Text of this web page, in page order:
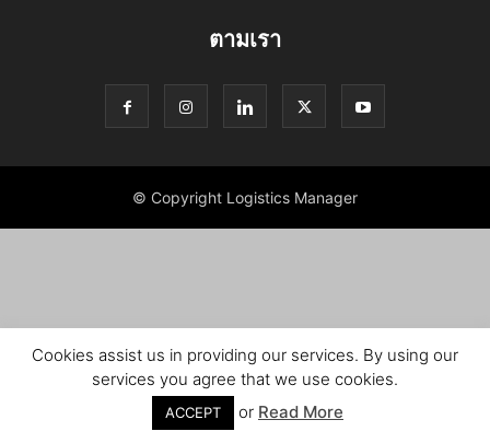
ตามเรา
© Copyright Logistics Manager
Cookies assist us in providing our services. By using our
services you agree that we use cookies.
ACCEPT or Read More